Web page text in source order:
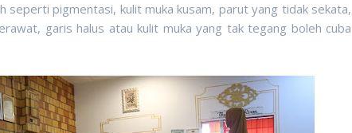
seperti pigmentasi, kulit muka kusam, parut yang tidak sekata,
garis halus atau kulit muka yang tak tegang boleh cuba